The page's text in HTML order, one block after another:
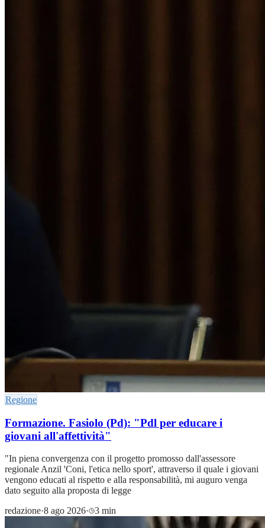
Regione
Formazione. Fasiolo (Pd): "Pdl per educare i
giovani all'affettività"
"In piena convergenza con il progetto promosso dall'assessore
regionale Anzil 'Coni, l'etica nello sport', attraverso il quale i giovani
vengono educati al rispetto e alla responsabilità, mi auguro venga
dato seguito alla proposta di legge
redazione·8 ago 2026· 3 min